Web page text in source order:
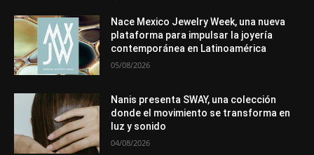
Nace Mexico Jewelry Week, una nueva
plataforma para impulsar la joyería
contemporánea en Latinoamérica
05/08/2026
Nanis presenta SWAY, una colección
donde el movimiento se transforma en
luz y sonido
04/08/2026